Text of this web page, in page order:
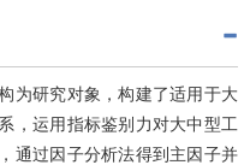
为研究对象，构建了适用于大
，运用指标鉴别力对大中型工
通过因子分析法得到主因子并